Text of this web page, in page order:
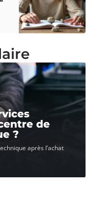
de
?
après l’achat